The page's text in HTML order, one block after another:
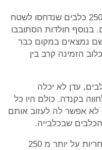
היא מספרת שראתה שם יותר מ-250 כלבים שנדחסו לשטח
במקסימום 70 כלבים. בנוסף חולדות הסתובבו
נמצאים במקום כבר
הזמינה קרב בין
עדן לא יכלה
בקנדה. כולם היו כל
אפשר לה לעזוב אותם
שבכלבייה.
מאז, עמותת Dog Tales לקחה אחריות על יותר מ 250